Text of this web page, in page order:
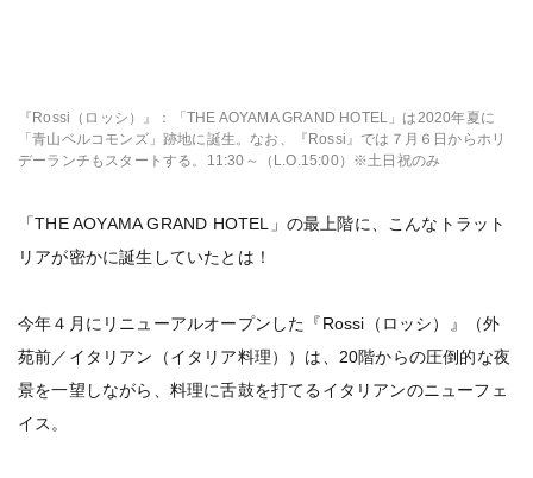
『Rossi（ロッシ）』：「THE AOYAMA GRAND HOTEL」は2020年夏に
「青山ベルコモンズ」跡地に誕生。なお、『Rossi』では７月６日からホリ
デーランチもスタートする。11:30～（L.O.15:00）※土日祝のみ
「THE AOYAMA GRAND HOTEL」の最上階に、こんなトラット
リアが密かに誕生していたとは！
今年４月にリニューアルオープンした『Rossi（ロッシ）』（外
苑前／イタリアン（イタリア料理））は、20階からの圧倒的な夜
景を一望しながら、料理に舌鼓を打てるイタリアンのニューフェ
イス。